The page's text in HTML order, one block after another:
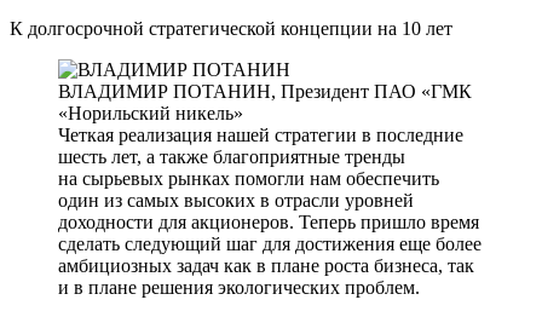
К долгосрочной стратегической концепции на 10 лет
ВЛАДИМИР ПОТАНИН, Президент ПАО «ГМК
«Норильский никель»
Четкая реализация нашей стратегии в последние
шесть лет, а также благоприятные тренды
на сырьевых рынках помогли нам обеспечить
один из самых высоких в отрасли уровней
доходности для акционеров. Теперь пришло время
сделать следующий шаг для достижения еще более
амбициозных задач как в плане роста бизнеса, так
и в плане решения экологических проблем.